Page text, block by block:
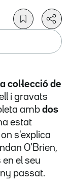
col·lecció de
i gravats
amb dos
estat
on s'explica
O'Brien,
en el seu
passat.